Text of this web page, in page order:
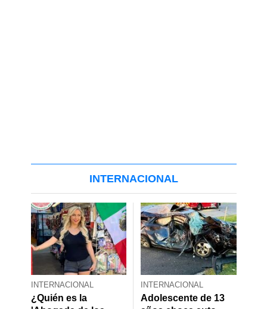
INTERNACIONAL
INTERNACIONAL
¿Quién es la
INTERNACIONAL
Adolescente de 13